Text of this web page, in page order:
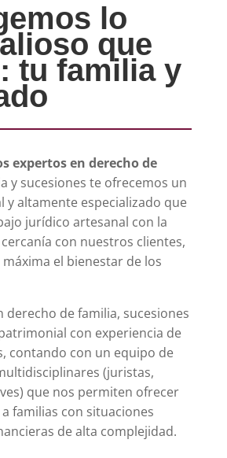
lo
que
tu familia y
expertos en derecho de
y sucesiones te ofrecemos un
y altamente especializado que
jurídico artesanal con la
con nuestros clientes,
el bienestar de los
derecho de familia, sucesiones
con experiencia de
, contando con un equipo de
(juristas,
que nos permiten ofrecer
familias con situaciones
de alta complejidad.